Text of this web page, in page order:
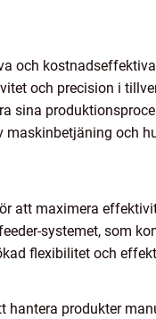
och
och precision i
sina
och
att maximera
systemet, som
flexibilitet och
produkter